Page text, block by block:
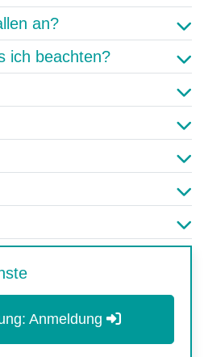
an?
ich beachten?
Anmeldung